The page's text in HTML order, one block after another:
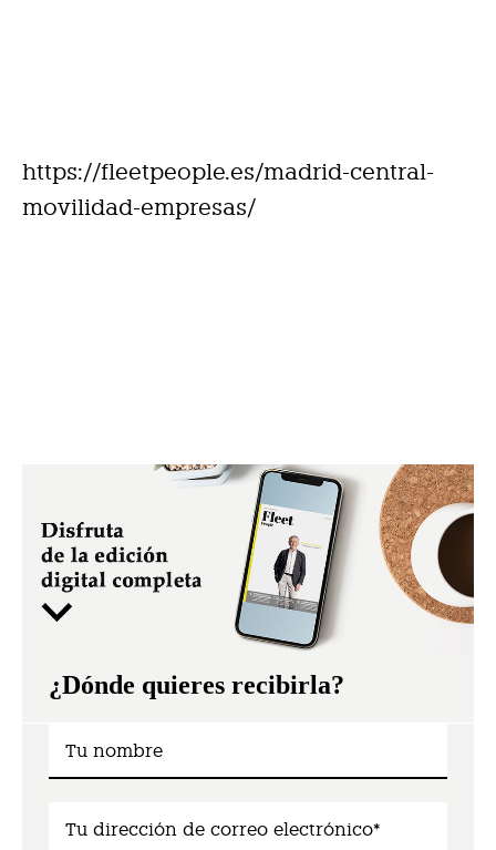
https://fleetpeople.es/madrid-central-
movilidad-empresas/
¿Dónde quieres recibirla?